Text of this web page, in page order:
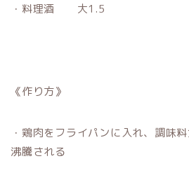
・料理酒 大1.5
《作り方》
・鶏肉をフライパンに入れ、調味
沸騰される